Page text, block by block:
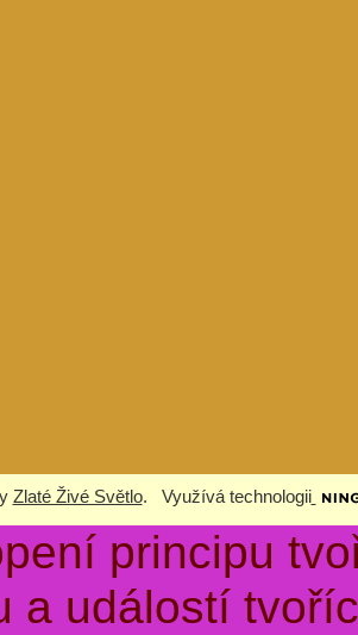
Zlaté Živé Světlo. Využívá technologii
principu
a událostí